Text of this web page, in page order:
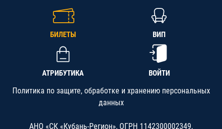
БИЛЕТЫ ВИП
АТРИБУТИКА ВОЙТИ
Политика по защите, обработке и хранению персональных
данных
АНО «СК «Кубань-Регион», ОГРН 1142300002349,